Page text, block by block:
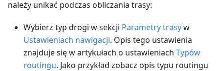
należy unikać podczas obliczania trasy:
Wybierz typ drogi w sekcji Parametry trasyw
Ustawieniach nawigacji. Opis tego ustawienia
znajduje się w artykułach o ustawieniach Typów
routingu. Jako przykład zobacz opis typu routingu